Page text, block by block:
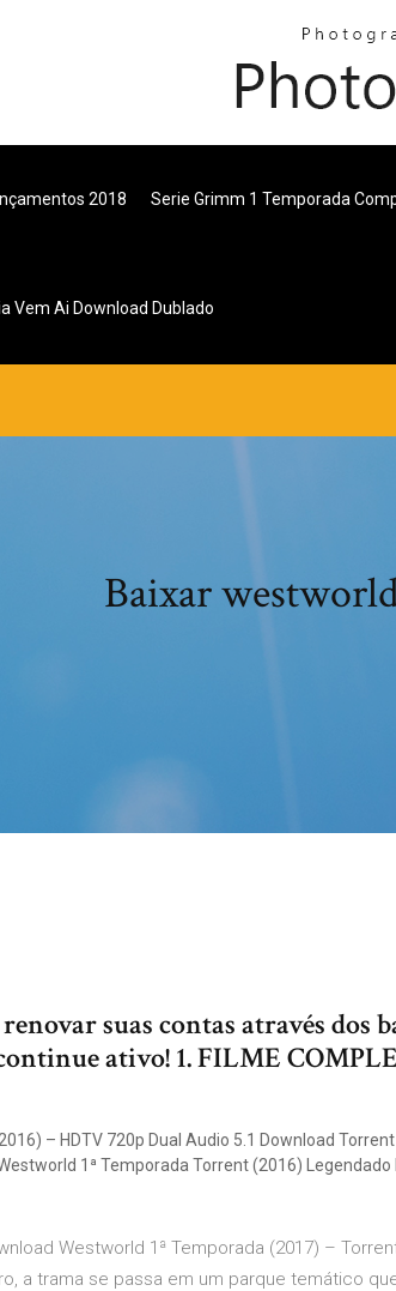
2018 Serie Grimm 1 Temporada
Vem Ai Download Dublado
Baixar
suas contas através dos
ativo! 1. FILME
– HDTV 720p Dual Audio 5.1 Download
1ª Temporada Torrent (2016) Legendado
Westworld 1ª Temporada (2017) –
a trama se passa em um parque temático